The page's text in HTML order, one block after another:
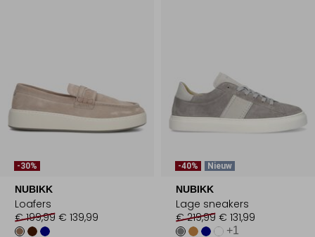
-30%
NUBIKK
Loafers
€ 199,99 € 139,99
-40% Nieuw
NUBIKK
Lage sneakers
€ 219,99 € 131,99
+1